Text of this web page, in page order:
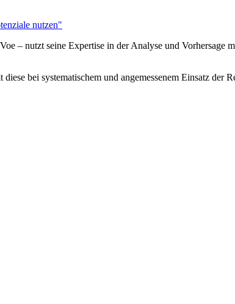
– nutzt seine Expertise in der Analyse und Vorhersage
bei systematischem und angemessenem Einsatz